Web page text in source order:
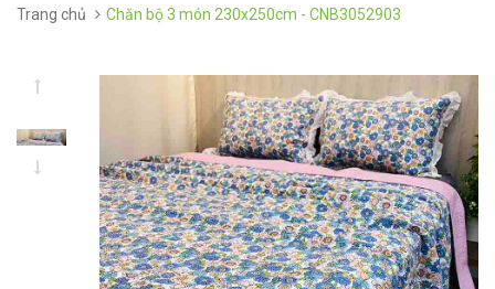
Trang chủ Chăn bộ 3 món 230x250cm - CNB3052903